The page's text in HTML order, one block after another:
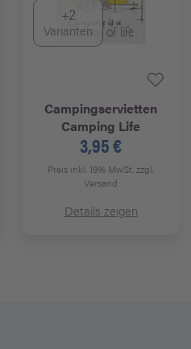
+2
Varianten
Campingservietten
Camping Life
3,95 €
Preis inkl. 19% MwSt.zzgl.
Versand
Details zeigen